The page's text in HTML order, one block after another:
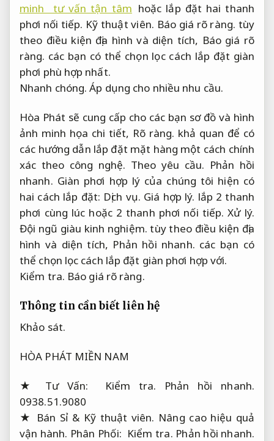
minh tư vấn tận tâm hoặc lắp đặt hai thanh
phơi nối tiếp. Kỹ thuật viên. Báo giá rõ ràng. tùy
theo điều kiện địa hình và diện tích, Báo giá rõ
ràng. các bạn có thể chọn lọc cách lắp đặt giàn
phơi phù hợp nhất.
Nhanh chóng. Áp dụng cho nhiều nhu cầu.
Hòa Phát sẽ cung cấp cho các bạn sơ đồ và hình
ảnh minh họa chi tiết, Rõ ràng. khả quan để có
các hướng dẫn lắp đặt mặt hàng một cách chính
xác theo công nghệ. Theo yêu cầu. Phản hồi
nhanh. Giàn phơi hợp lý của chúng tôi hiện có
hai cách lắp đặt: Dịch vụ. Giá hợp lý. lắp 2 thanh
phơi cùng lúc hoặc 2 thanh phơi nối tiếp.Xử lý.
Đội ngũ giàu kinh nghiệm. tùy theo điều kiện địa
hình và diện tích, Phản hồi nhanh. các bạn có
thể chọn lọc cách lắp đặt giàn phơi hợp với.
Kiểm tra. Báo giá rõ ràng.
Thông tin cần biết liên hệ
Khảo sát.
HÒA PHÁT MIỀN NAM
★ Tư Vấn: Kiểm tra.
Phản hồi nhanh.
0938.51.9080
★ Bán Sỉ & Kỹ thuật viên. Nâng cao hiệu quả
vận hành. Phân Phối: Kiểm tra. Phản hồi nhanh.